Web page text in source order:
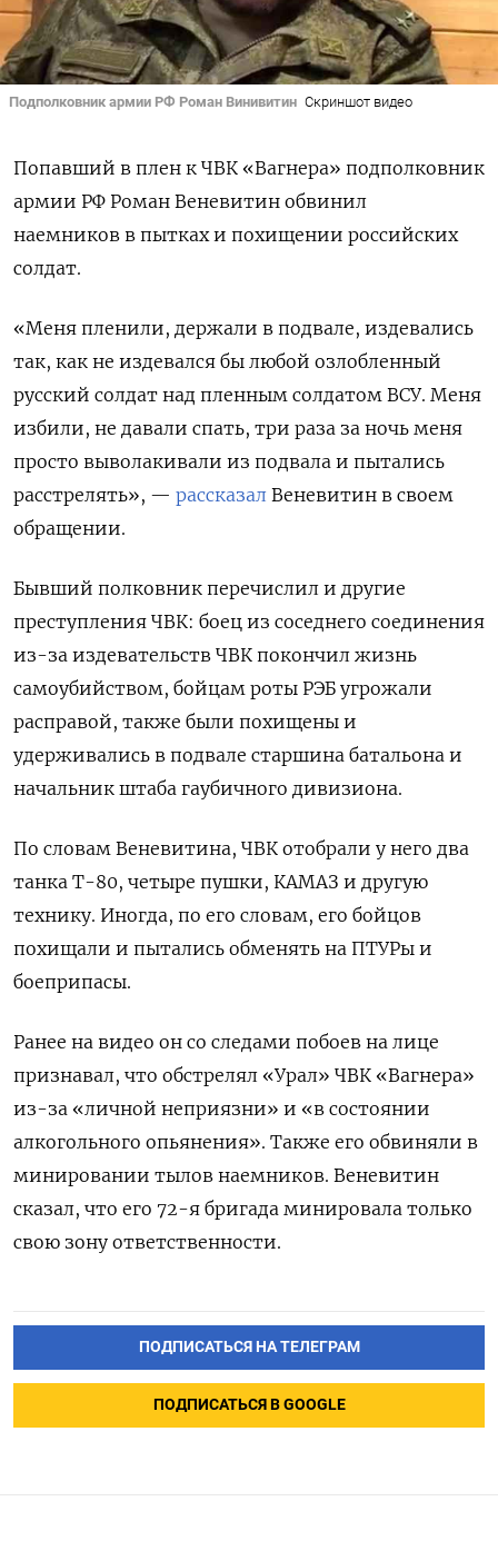
Подполковник армии РФ Роман Винивитин Скриншот видео
Попавший в плен к ЧВК «Вагнера» подполковник
армии РФ Роман Веневитин обвинил
наемников в пытках и похищении российских
солдат.
«Меня пленили, держали в подвале, издевались
так, как не издевался бы любой озлобленный
русский солдат над пленным солдатом ВСУ. Меня
избили, не давали спать, три раза за ночь меня
просто выволакивали из подвала и пытались
расстрелять», — рассказал Веневитин в своем
обращении.
Бывший полковник перечислил и другие
преступления ЧВК: боец из соседнего соединения
из-за издевательств ЧВК покончил жизнь
самоубийством, бойцам роты РЭБ угрожали
расправой, также были похищены и
удерживались в подвале старшина батальона и
начальник штаба гаубичного дивизиона.
По словам Веневитина, ЧВК отобрали у него два
танка Т-80, четыре пушки, КАМАЗ и другую
технику. Иногда, по его словам, его бойцов
похищали и пытались обменять на ПТУРы и
боеприпасы.
Ранее на видео он со следами побоев на лице
признавал, что обстрелял «Урал» ЧВК «Вагнера»
из-за «личной неприязни» и «в состоянии
алкогольного опьянения». Также его обвиняли в
минировании тылов наемников. Веневитин
сказал, что его 72-я бригада минировала только
свою зону ответственности.
ПОДПИСАТЬСЯ НА ТЕЛЕГРАМ
ПОДПИСАТЬСЯ В GOOGLE